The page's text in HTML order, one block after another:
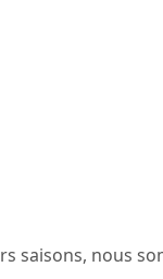
saisons, nous